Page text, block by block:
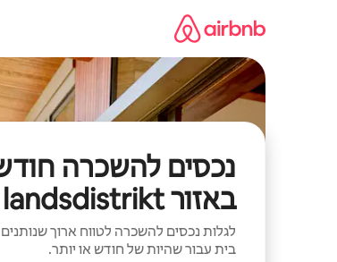
נכסים להשכרה
באזור Piteå landsdistrikt
לגלות נכסים להשכרה לטווח ארוך
בית עבור שהיות של חודש או יותר.